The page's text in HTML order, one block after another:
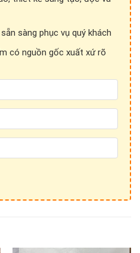
tâm đến sản phẩm
Quý khách hàng vui lòng
sàng phục vụ quý khách
có nguồn gốc xuất xứ rõ